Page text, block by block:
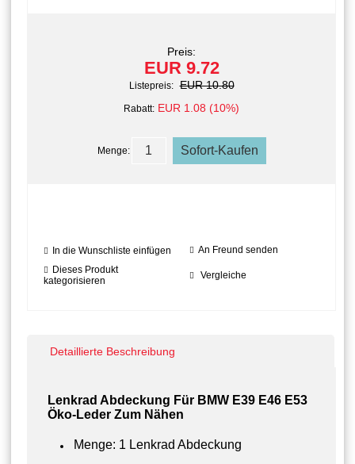
Preis:
EUR 9.72
Listepreis: EUR 10.80
Rabatt: EUR 1.08 (10%)
Menge:
In die Wunschliste einfügen
An Freund senden
Dieses Produkt
kategorisieren
Vergleiche
Detaillierte Beschreibung
Lenkrad Abdeckung Für BMW E39 E46 E53
Öko-Leder Zum Nähen
Menge: 1 Lenkrad Abdeckung